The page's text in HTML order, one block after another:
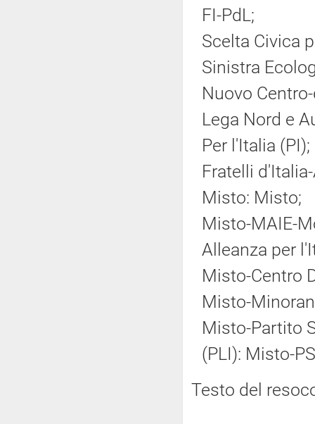
FI-PdL;
Scelta Civica
Sinistra
Nuovo
Lega Nord e
Per l'Italia (PI);
Fratelli
Misto: Misto;
Misto-MAIE-
Alleanza per
Misto-Centro
Misto-
Misto-Partito
(PLI): Misto-
Testo del